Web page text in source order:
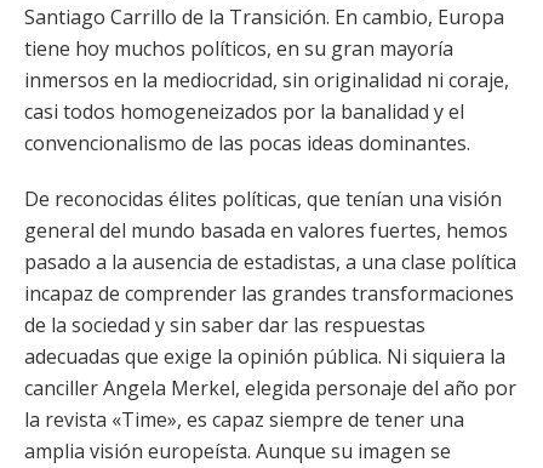
Santiago Carrillo de la Transición. En cambio, Europa
tiene hoy muchos políticos, en su gran mayoría
inmersos en la mediocridad, sin originalidad ni coraje,
casi todos homogeneizados por la banalidad y el
convencionalismo de las pocas ideas dominantes.
De reconocidas élites políticas, que tenían una visión
general del mundo basada en valores fuertes, hemos
pasado a la ausencia de estadistas, a una clase política
incapaz de comprender las grandes transformaciones
de la sociedad y sin saber dar las respuestas
adecuadas que exige la opinión pública. Ni siquiera la
canciller Angela Merkel, elegida personaje del año por
la revista «Time», es capaz siempre de tener una
amplia visión europeísta. Aunque su imagen se